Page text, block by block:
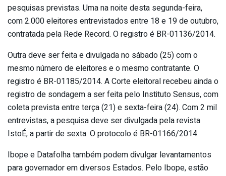
pesquisas previstas. Uma na noite desta segunda-feira,
com 2.000 eleitores entrevistados entre 18 e 19 de outubro,
contratada pela Rede Record. O registro é BR-01136/2014.
Outra deve ser feita e divulgada no sábado (25) com o
mesmo número de eleitores e o mesmo contratante. O
registro é BR-01185/2014. A Corte eleitoral recebeu ainda o
registro de sondagem a ser feita pelo Instituto Sensus, com
coleta prevista entre terça (21) e sexta-feira (24). Com 2 mil
entrevistas, a pesquisa deve ser divulgada pela revista
IstoÉ, a partir de sexta. O protocolo é BR-01166/2014.
Ibope e Datafolha também podem divulgar levantamentos
para governador em diversos Estados. Pelo Ibope, estão